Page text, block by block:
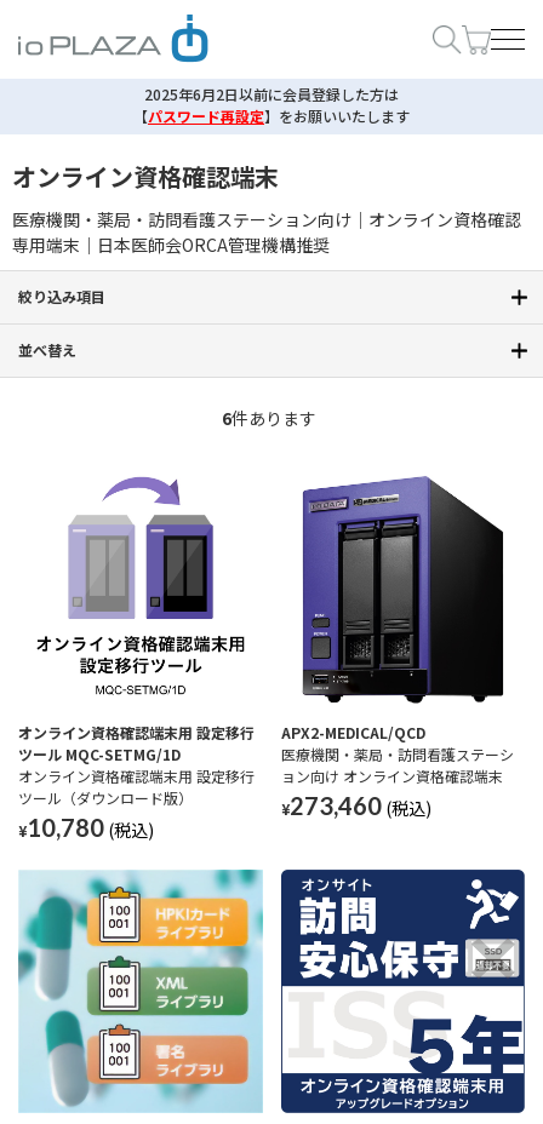
2025年6月2日以前に会員登録した方は
【パスワード再設定】 をお願いいたします
オンライン資格確認端末
医療機関・薬局・訪問看護ステーション向け｜オンライン資格確認
専用端末｜日本医師会ORCA管理機構推奨
絞り込み項目
並べ替え
6件あります
オンライン資格確認端末用 設定移行
ツール MQC-SETMG/1D
オンライン資格確認端末用 設定移行
ツール（ダウンロード版）
¥10,780
APX2-MEDICAL/QCD
医療機関・薬局・訪問看護ステーシ
ョン向け オンライン資格確認端末
¥273,460